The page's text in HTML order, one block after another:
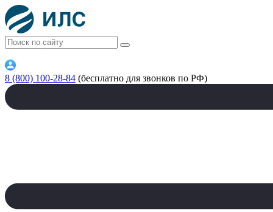
8 (800) 100-28-84 (бесплатно для звонков по РФ)